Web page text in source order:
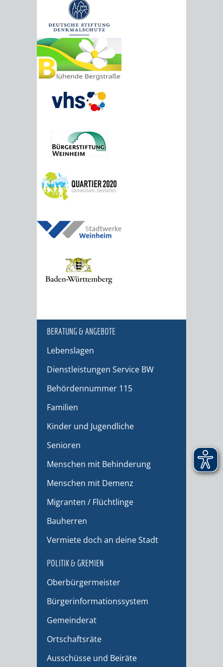
BERATUNG & ANGEBOTE
Lebenslagen
Dienstleistungen Service BW
Behördennummer 115
Familien
Kinder und Jugendliche
Senioren
Menschen mit Behinderung
Menschen mit Demenz
Migranten / Flüchtlinge
Bauherren
Vermiete doch an deine Stadt
POLITIK & GREMIEN
Oberbürgermeister
Bürgerinformationssystem
Gemeinderat
Ortschaftsräte
Ausschüsse und Beiräte